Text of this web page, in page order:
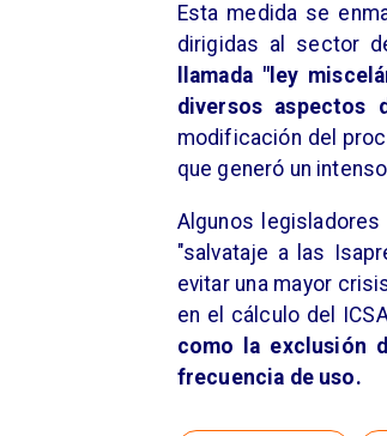
Esta medida se
dirigidas al sector
llamada "ley
diversos aspectos
modificación del
que generó un
​Algunos
"salvataje a las
evitar una mayor
en el cálculo del
como la exclusión
frecuencia de uso.